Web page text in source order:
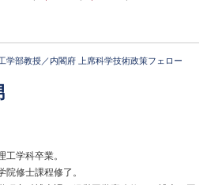
学部教授／内閣府 上席科学技術政策フェロー
学科卒業。
修士課程修了。